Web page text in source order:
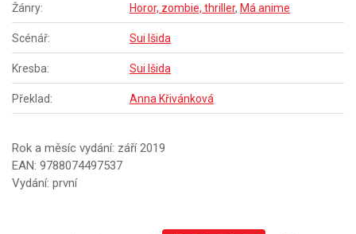
Žánry: Horor, zombie, thriller, Má anime
Scénář: Sui Išida
Kresba: Sui Išida
Překlad: Anna Křivánková
Rok a měsíc vydání: září 2019
EAN: 9788074497537
Vydání: první